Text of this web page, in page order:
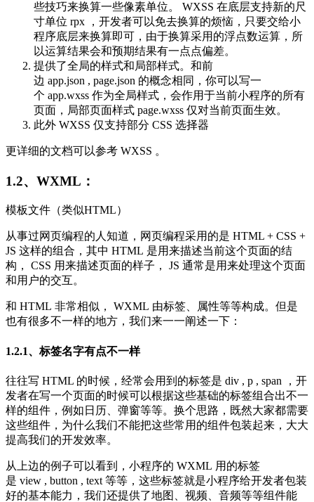
些技巧来换算一些像素单位。 WXSS 在底层支持新的尺
寸单位 rpx ，开发者可以免去换算的烦恼，只要交给小
程序底层来换算即可，由于换算采用的浮点数运算，所
以运算结果会和预期结果有一点点偏差。
提供了全局的样式和局部样式。和前
边 app.json , page.json 的概念相同，你可以写一
个 app.wxss 作为全局样式，会作用于当前小程序的所有
页面，局部页面样式 page.wxss 仅对当前页面生效。
此外 WXSS 仅支持部分 CSS 选择器
更详细的文档可以参考 WXSS 。
1.2、WXML：
模板文件（类似HTML）
从事过网页编程的人知道，网页编程采用的是 HTML + CSS +
JS 这样的组合，其中 HTML 是用来描述当前这个页面的结
构， CSS 用来描述页面的样子， JS 通常是用来处理这个页面
和用户的交互。
和 HTML 非常相似， WXML 由标签、属性等等构成。但是
也有很多不一样的地方，我们来一一阐述一下：
1.2.1、标签名字有点不一样
往往写 HTML 的时候，经常会用到的标签是 div , p , span ，开
发者在写一个页面的时候可以根据这些基础的标签组合出不一
样的组件，例如日历、弹窗等等。换个思路，既然大家都需要
这些组件，为什么我们不能把这些常用的组件包装起来，大大
提高我们的开发效率。
从上边的例子可以看到，小程序的 WXML 用的标签
是 view , button , text 等等，这些标签就是小程序给开发者包装
好的基本能力，我们还提供了地图、视频、音频等等组件能